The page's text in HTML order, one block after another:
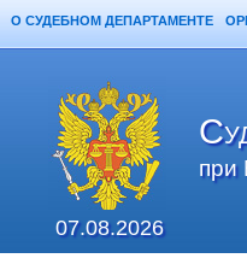
О СУДЕБНОМ ДЕПАРТАМЕНТЕ
С
при
07.08.2026